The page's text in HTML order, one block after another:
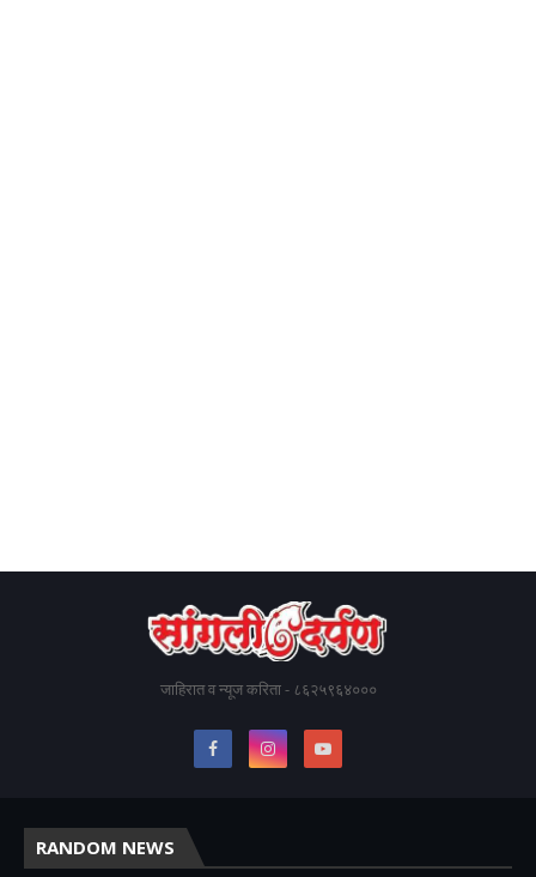
जाहिरात व न्यूज करिता - ८६२५९६४०००
RANDOM NEWS